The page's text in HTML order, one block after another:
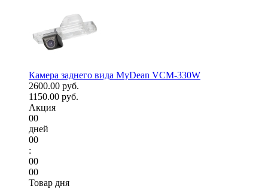
Камера заднего вида MyDean VCM-330W
2600.00 руб.
1150.00 руб.
Акция
00
дней
00
:
00
00
Товар дня